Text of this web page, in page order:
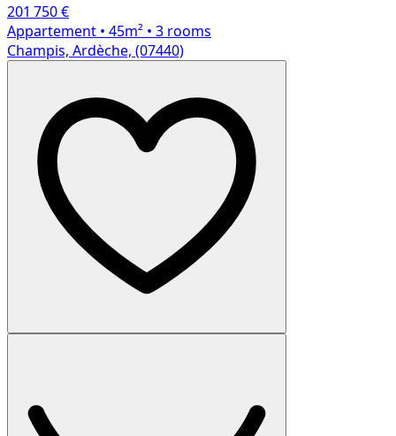
201 750 €
Appartement • 45m² • 3 rooms
Champis, Ardèche, (07440)